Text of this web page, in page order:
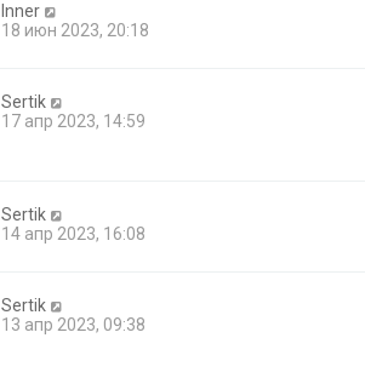
Inner
18 июн 2023, 20:18
Sertik
17 апр 2023, 14:59
Sertik
14 апр 2023, 16:08
Sertik
13 апр 2023, 09:38